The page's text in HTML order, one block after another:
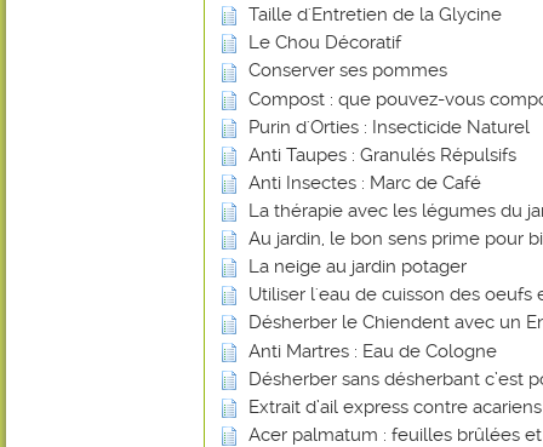
Taille d'Entretien de la Glycine
Le Chou Décoratif
Conserver ses pommes
Compost : que pouvez-vous
Purin d'Orties : Insecticide Naturel
Anti Taupes : Granulés Répulsifs
Anti Insectes : Marc de Café
La thérapie avec les légumes du
Au jardin, le bon sens prime pour
La neige au jardin potager
Utiliser l'eau de cuisson des oeufs
Désherber le Chiendent avec un
Anti Martres : Eau de Cologne
Désherber sans désherbant c’est
Extrait d’ail express contre
Acer palmatum : feuilles brûlées